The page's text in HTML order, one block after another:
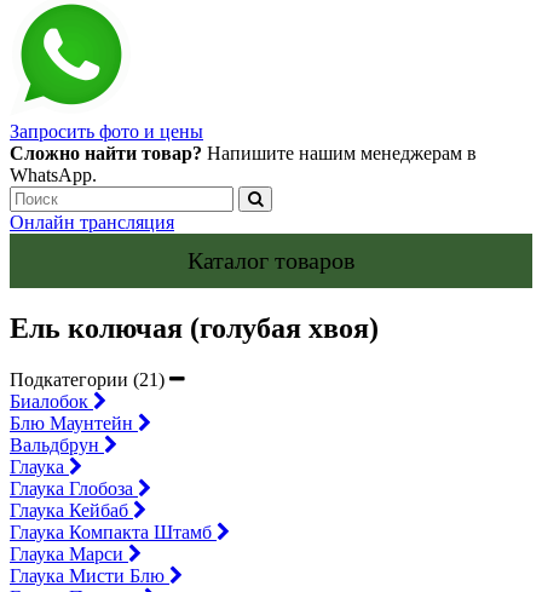
Запросить фото и цены
Сложно найти товар? Напишите нашим менеджерам в
WhatsApp.
Онлайн трансляция
Каталог товаров
Ель колючая (голубая хвоя)
Подкатегории (21)
Биалобок
Блю Маунтейн
Вальдбрун
Глаука
Глаука Глобоза
Глаука Кейбаб
Глаука Компакта Штамб
Глаука Марси
Глаука Мисти Блю